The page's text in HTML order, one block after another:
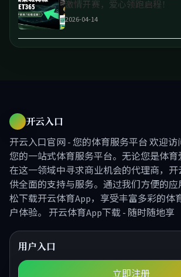
激情开赛，爱心领跑启程！
2026-04-14
开云入口
开云入口官网 - 您的体育服务平台 欢迎访
您的一站式体育服务平台。无论您是体
在这一领域中寻求商业机会的代理商，
供全面的支持与服务。通过我们方便的
松下载开云体育App，享受丰富多彩的体
户体验。 开云体育App下载 - 随时随地享
用户入口
立即注册